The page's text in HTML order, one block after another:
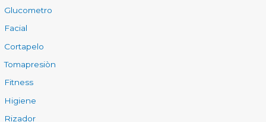
Glucometro
Facial
Cortapelo
Tomapresiòn
Fitness
Higiene
Rizador